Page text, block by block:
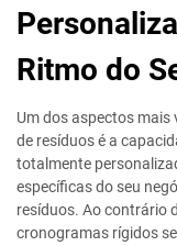
Ritmo do
Um dos aspectos mais
de resíduos é a
totalmente
específicas do seu
resíduos. Ao contrário
cronogramas rígidos